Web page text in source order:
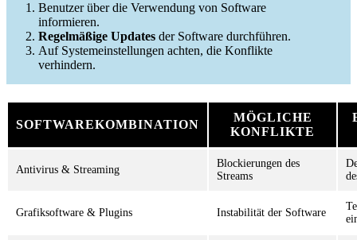
Benutzer über die Verwendung von Software
informieren.
Regelmäßige Updates der Software durchführen.
Auf Systemeinstellungen achten, die Konflikte
verhindern.
SOFTWAREKOMBINATION
MÖGLICHE
KONFLIKTE
Antivirus & Streaming
Blockierungen des
Streams
Grafiksoftware & Plugins Instabilität der Software